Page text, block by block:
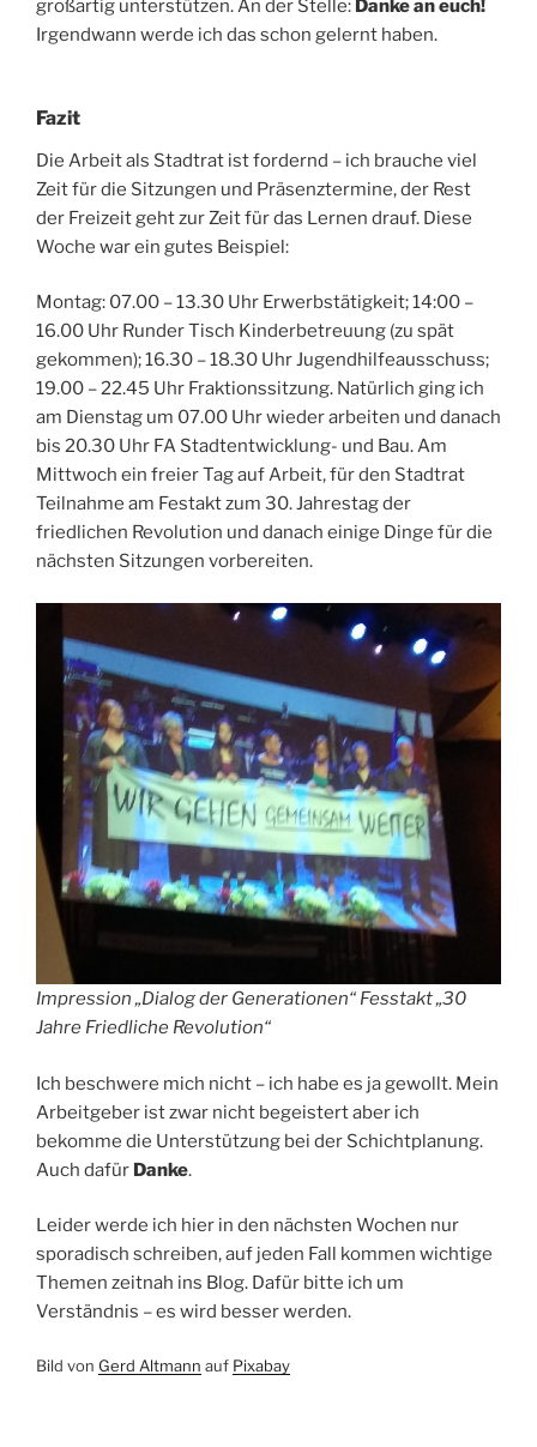
großartig unterstützen. An der Stelle: Danke an euch!
Irgendwann werde ich das schon gelernt haben.
Fazit
Die Arbeit als Stadtrat ist fordernd – ich brauche viel
Zeit für die Sitzungen und Präsenztermine, der Rest
der Freizeit geht zur Zeit für das Lernen drauf. Diese
Woche war ein gutes Beispiel:
Montag: 07.00 – 13.30 Uhr Erwerbstätigkeit; 14:00 –
16.00 Uhr Runder Tisch Kinderbetreuung (zu spät
gekommen); 16.30 – 18.30 Uhr Jugendhilfeausschuss;
19.00 – 22.45 Uhr Fraktionssitzung. Natürlich ging ich
am Dienstag um 07.00 Uhr wieder arbeiten und danach
bis 20.30 Uhr FA Stadtentwicklung- und Bau. Am
Mittwoch ein freier Tag auf Arbeit, für den Stadtrat
Teilnahme am Festakt zum 30. Jahrestag der
friedlichen Revolution und danach einige Dinge für die
nächsten Sitzungen vorbereiten.
Impression „Dialog der Generationen“ Fesstakt „30
Jahre Friedliche Revolution“
Ich beschwere mich nicht – ich habe es ja gewollt. Mein
Arbeitgeber ist zwar nicht begeistert aber ich
bekomme die Unterstützung bei der Schichtplanung.
Auch dafür Danke.
Leider werde ich hier in den nächsten Wochen nur
sporadisch schreiben, auf jeden Fall kommen wichtige
Themen zeitnah ins Blog. Dafür bitte ich um
Verständnis – es wird besser werden.
Bild von Gerd Altmann auf Pixabay